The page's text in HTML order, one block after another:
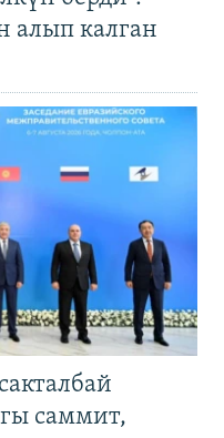
алып калган
саммит,